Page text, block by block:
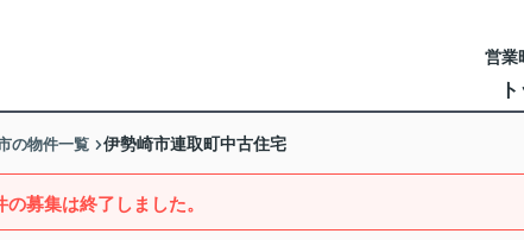
営業
の物件一覧 伊勢崎市連取町中古住宅
の募集は終了しました。